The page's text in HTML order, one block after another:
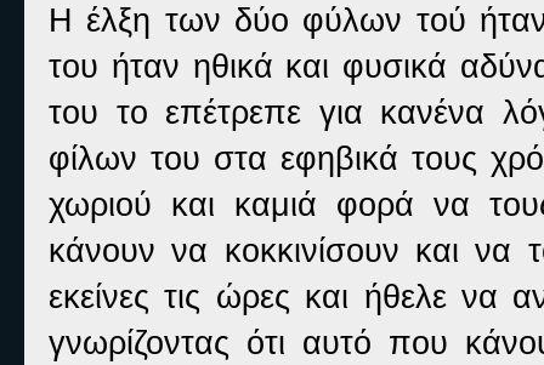
Η έλξη των δύο φύλων τού
του ήταν ηθικά και φυσικά
του το επέτρεπε για κανένα
φίλων του στα εφηβικά τους
χωριού και καμιά φορά να
κάνουν να κοκκινίσουν και να
εκείνες τις ώρες και ήθελε να
γνωρίζοντας ότι αυτό που